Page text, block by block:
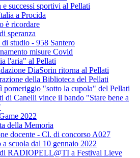
successi sportivi al Pellati
a Procida
è ricordare
speranza
di studio - 958 Santero
misure Covid
l'aria" al Pellati
DiaSorin ritorna al Pellati
della Biblioteca del Pellati
pomeriggio "sotto la cupola" del Pellati
di Canelli vince il bando "Stare bene a
2022
della Memoria
docente - Cl. di concorso A027
a scuola dal 10 gennaio 2022
RADIOPELL@TI a Festival Lieve